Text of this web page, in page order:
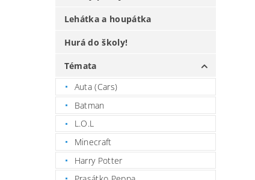
Lehátka a houpátka
Hurá do školy!
Témata
Auta (Cars)
Batman
L.O.L
Minecraft
Harry Potter